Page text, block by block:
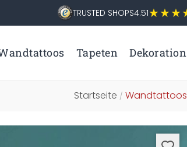
TRUSTED SHOPS4.51
Tapeten Dekoration
Startseite / Wandtattoos